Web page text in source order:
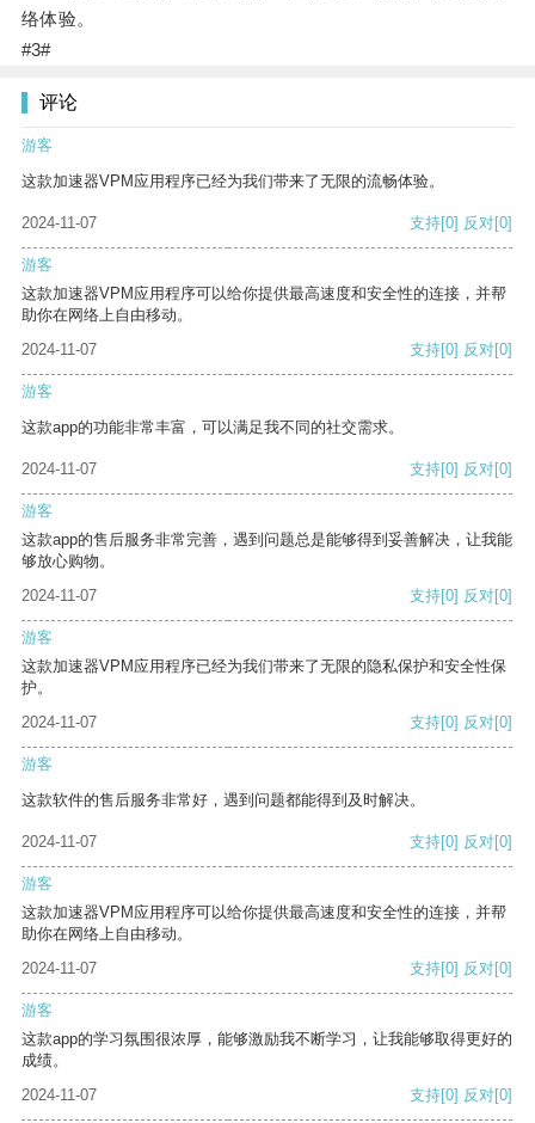
络体验。
#3#
评论
游客
这款加速器VPM应用程序已经为我们带来了无限的流畅体验。
2024-11-07 支持[0] 反对[0]
游客
这款加速器VPM应用程序可以给你提供最高速度和安全性的连接，并帮
助你在网络上自由移动。
2024-11-07
支持[0] 反对[0]
游客
这款app的功能非常丰富，可以满足我不同的社交需求。
2024-11-07 支持[0] 反对[0]
游客
这款app的售后服务非常完善，遇到问题总是能够得到妥善解决，让我能
够放心购物。
2024-11-07
支持[0] 反对[0]
游客
这款加速器VPM应用程序已经为我们带来了无限的隐私保护和安全性保
护。
2024-11-07
支持[0] 反对[0]
游客
这款软件的售后服务非常好，遇到问题都能得到及时解决。
2024-11-07 支持[0] 反对[0]
游客
这款加速器VPM应用程序可以给你提供最高速度和安全性的连接，并帮
助你在网络上自由移动。
2024-11-07
支持[0] 反对[0]
游客
这款app的学习氛围很浓厚，能够激励我不断学习，让我能够取得更好的
成绩。
2024-11-07
支持[0] 反对[0]